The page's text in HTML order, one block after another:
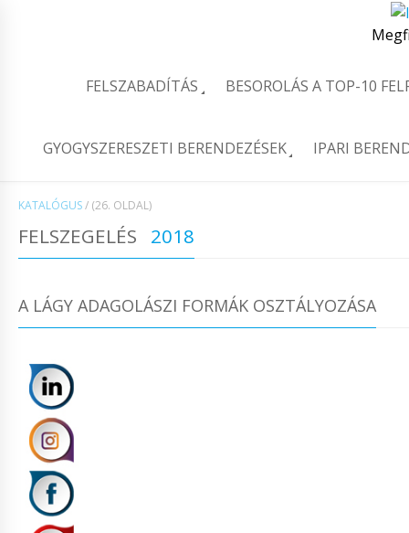
FELSZABADÍTÁS BESOROLÁS A TOP-10
GYOGYSZERESZETI BERENDEZÉSEK IPARI
KATALÓGUS/ (26. OLDAL)
FELSZEGELÉS 2018
A LÁGY ADAGOLÁSZI FORMÁK OSZTÁLYOZÁSA